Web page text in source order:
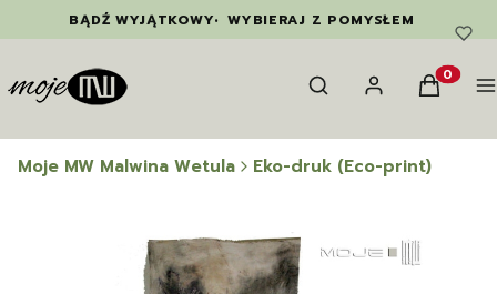
BĄDŹ WYJĄTKOWY• WYBIERAJ Z POMYSŁEM
Otwórz wyszukiwarkę
Szukaj Zaloguj sięKoszyk
Moje MW Malwina Wetula Eko-druk (Eco-print)